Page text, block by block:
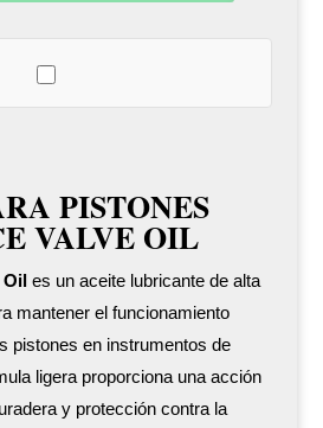
PISTONES
VALVE OIL
Oiles un aceite lubricante de alta
mantener el funcionamiento
pistones en instrumentos de
ligera proporciona una acción
y protección contra la